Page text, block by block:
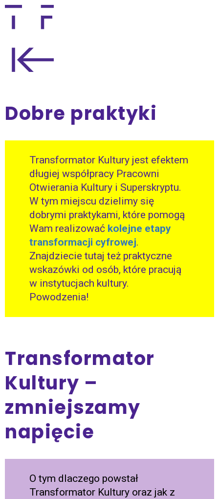
Dobre praktyki
Transformator Kultury jest efektem
długiej współpracy Pracowni
Otwierania Kultury i Superskryptu.
W tym miejscu dzielimy się
dobrymi praktykami, które pomogą
Wam realizować kolejne etapy
transformacji cyfrowej.
Znajdziecie tutaj też praktyczne
wskazówki od osób, które pracują
w instytucjach kultury.
Powodzenia!
Transformator
Kultury –
zmniejszamy
napięcie
O tym dlaczego powstał
Transformator Kultury oraz jak z